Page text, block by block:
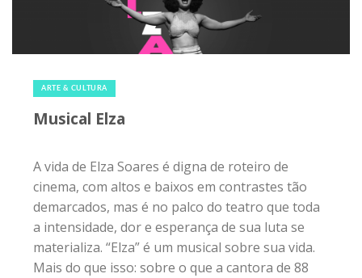
ARTE & CULTURA
Musical Elza
A vida de Elza Soares é digna de roteiro de
cinema, com altos e baixos em contrastes tão
demarcados, mas é no palco do teatro que toda
a intensidade, dor e esperança de sua luta se
materializa. “Elza” é um musical sobre sua vida.
Mais do que isso: sobre o que a cantora de 88